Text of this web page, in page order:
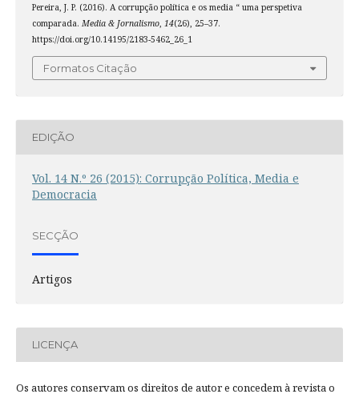
Pereira, J. P. (2016). A corrupção política e os media “ uma perspetiva
comparada. Media & Jornalismo, 14(26), 25–37.
https://doi.org/10.14195/2183-5462_26_1
Formatos Citação
EDIÇÃO
Vol. 14 N.º 26 (2015): Corrupção Política, Media e
Democracia
SECÇÃO
Artigos
LICENÇA
Os autores conservam os direitos de autor e concedem à revista o